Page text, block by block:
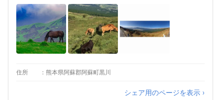
住所 熊本県阿蘇郡阿蘇町黒川
シェア用のページを表示 ›